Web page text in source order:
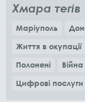
Хмара тегів
Маріуполь
Життя в окупації
Полонені
Війна
Цифрові послуги